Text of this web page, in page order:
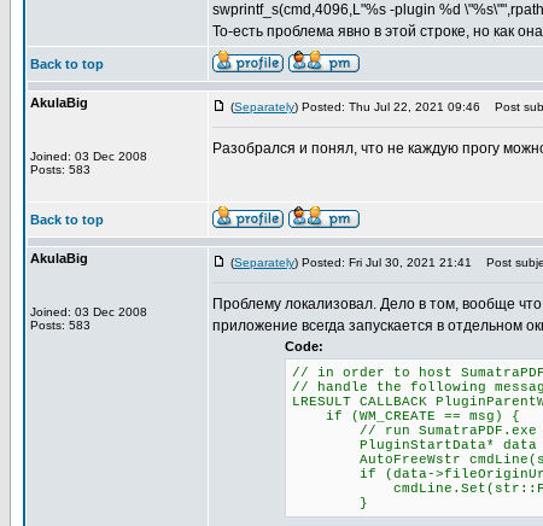
swprintf_s(cmd,4096,L"%s -plugin %d
То-есть проблема явно в этой строке, но как
Back to top
AkulaBig
Joined: 03 Dec 2008
Posts: 583
(Separately) Posted: Thu Jul 22, 2021 09:46 Post
Разобрался и понял, что не каждую прогу
Back to top
AkulaBig
Joined: 03 Dec 2008
Posts: 583
(Separately) Posted: Fri Jul 30, 2021 21:41 Post
Проблему локализовал. Дело в том, вообще
приложение всегда запускается в отдельном
Code:
// in order to host
// handle the following
LRESULT CALLBACK
if (WM_CREATE == msg) {
// run SumatraPDF.exe
PluginStartData* data =
AutoFreeWstr
if (data-
}